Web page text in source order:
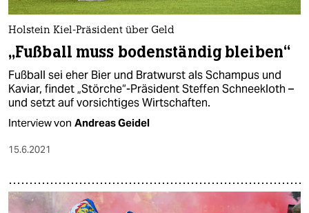
Holstein Kiel-Präsident über Geld
„Fußball muss bodenständig bleiben“
Fußball sei eher Bier und Bratwurst als Schampus und
Kaviar, findet „Störche“-Präsident Steffen Schneekloth –
und setzt auf vorsichtiges Wirtschaften.
Interview von Andreas Geidel
15.6.2021